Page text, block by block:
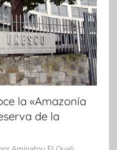
la «Amazonía
de la